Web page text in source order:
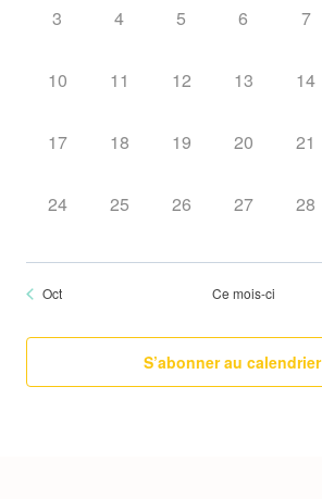
Évènements
0
3
0
4
0
5
0
6
0
7
0
10
0
11
0
12
0
13
0
14
0
17
0
18
0
19
0
20
0
21
0
24
0
25
0
26
0
27
0
28
Oct Ce mois-ci
S’abonner au calendrier